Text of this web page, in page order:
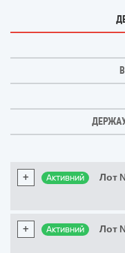
+ Активний Лот
+ Активний Лот